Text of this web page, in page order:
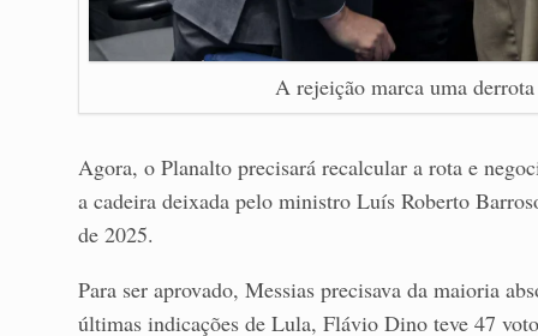
A rejeição marca uma
Agora, o Planalto precisará recalcular a rota e
a cadeira deixada pelo ministro Luís Roberto
de 2025.
Para ser aprovado, Messias precisava da maioria
últimas indicações de Lula, Flávio Dino teve 47